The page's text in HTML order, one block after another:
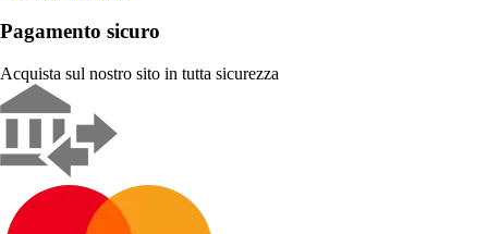
Pagamento sicuro
Acquista sul nostro sito in tutta sicurezza